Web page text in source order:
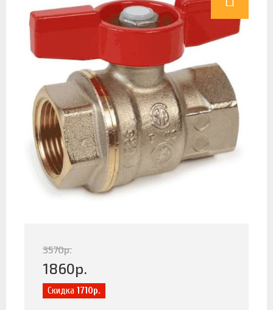
3570р.
1860р.
Скидка 1710р.